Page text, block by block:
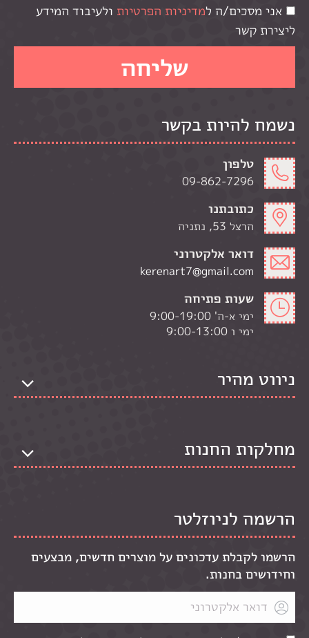
אני מסכים/ה למדיניות הפרטיות ולעיבוד המידע
ליצירת קשר
נשמח להיות בקשר
טלפון
09-862-7296
כתובתנו
הרצל 53, נתניה
דואר אלקטרוני
kerenart7@gmail.com
שעות פתיחה
ימי א-ה' 9:00-19:00
ימי ו 9:00-13:00
ניווט מהיר
מחלקות החנות
הרשמה לניוזלטר
הרשמו לקבלת עדכונים על מוצרים חדשים, מבצעים
וחידושים בחנות.